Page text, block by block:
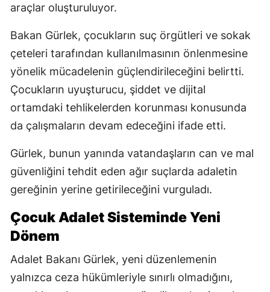
araçlar oluşturuluyor.
Bakan Gürlek, çocukların suç örgütleri ve sokak
çeteleri tarafından kullanılmasının önlenmesine
yönelik mücadelenin güçlendirileceğini belirtti.
Çocukların uyuşturucu, şiddet ve dijital
ortamdaki tehlikelerden korunması konusunda
da çalışmaların devam edeceğini ifade etti.
Gürlek, bunun yanında vatandaşların can ve mal
güvenliğini tehdit eden ağır suçlarda adaletin
gereğinin yerine getirileceğini vurguladı.
Çocuk Adalet Sisteminde Yeni
Dönem
Adalet Bakanı Gürlek, yeni düzenlemenin
yalnızca ceza hükümleriyle sınırlı olmadığını,